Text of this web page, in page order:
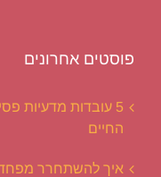
פוסטים אחרונים
5 עובדות מדעיות
החיים
איך להשתחרר